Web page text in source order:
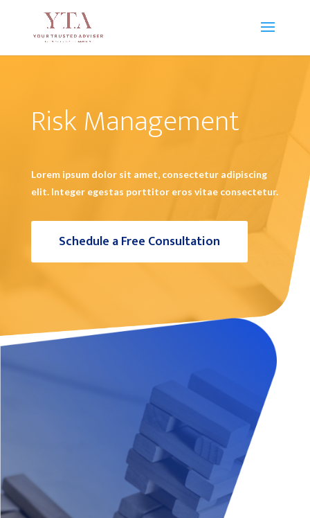
Risk Management
Lorem ipsum dolor sit amet, consectetur adipiscing
elit. Integer egestas porttitor eros vitae consectetur.
Schedule a Free Consultation